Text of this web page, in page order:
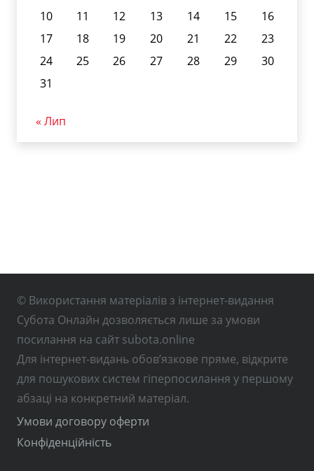
10
11 12 13 14 15
16
17
18 19 20 21 22
23
24
25 26 27 28 29
30
31
« Лип
© Використання матеріалів з інтернет-видання
Субота Онлайн дозволяється лише за умови
посилання на сайт subota.online
Для інтернет-видань обов’язкове пряме, відкрите
для пошукових систем гіперпосилання у першому
абзаці на конкретний матеріал.
Умови договору оферти
Конфіденційність